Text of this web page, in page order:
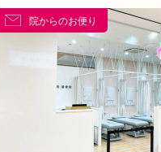
院からのお便り